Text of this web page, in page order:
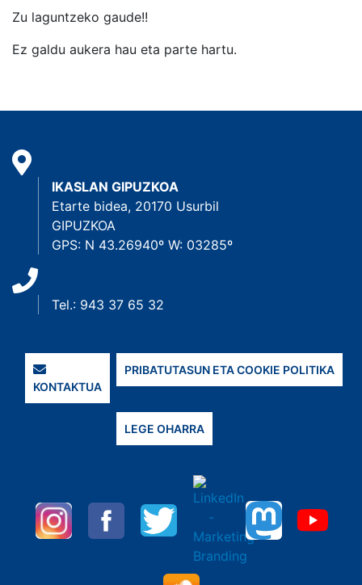
Zu laguntzeko gaude!!
Ez galdu aukera hau eta parte hartu.
IKASLAN GIPUZKOA
Etarte bidea, 20170 Usurbil
GIPUZKOA
GPS: N 43.26940º W: 03285º
Tel.: 943 37 65 32
KONTAKTUA
PRIBATUTASUN ETA COOKIE POLITIKA
LEGE OHARRA